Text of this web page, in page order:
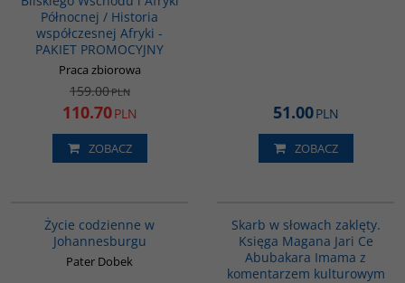
Północnej / Historia
współczesnej Afryki -
PAKIET PROMOCYJNY
Praca zbiorowa
159.00PLN
110.70PLN
ZOBACZ
51.00PLN
ZOBACZ
Życie codzienne w
Johannesburgu
Pater Dobek
Skarb w słowach zaklęty.
Księga Magana Jari Ce
Abubakara Imama z
komentarzem kulturowym